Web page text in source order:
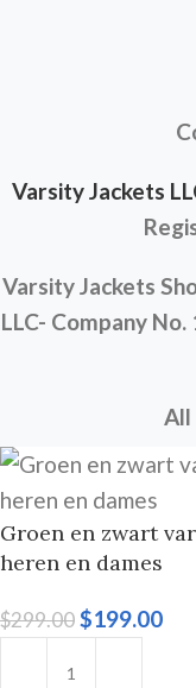
Varsity Jackets
Varsity Jackets
LLC- Company
All
Groen en zwart
heren en dames
$299.00$199.00